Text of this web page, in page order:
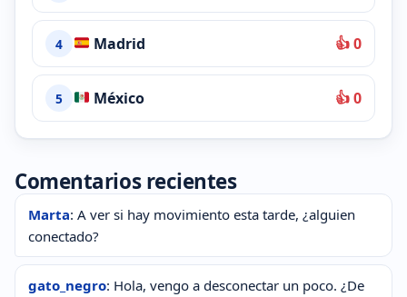
4 Madrid 👍 0
5 México 👍 0
Comentarios recientes
Marta: A ver si hay movimiento esta tarde, ¿alguien
conectado?
gato_negro: Hola, vengo a desconectar un poco. ¿De